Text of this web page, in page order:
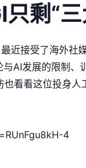
剩“三
近接受了海外社
AI发展的限制、
看看这位投身
4